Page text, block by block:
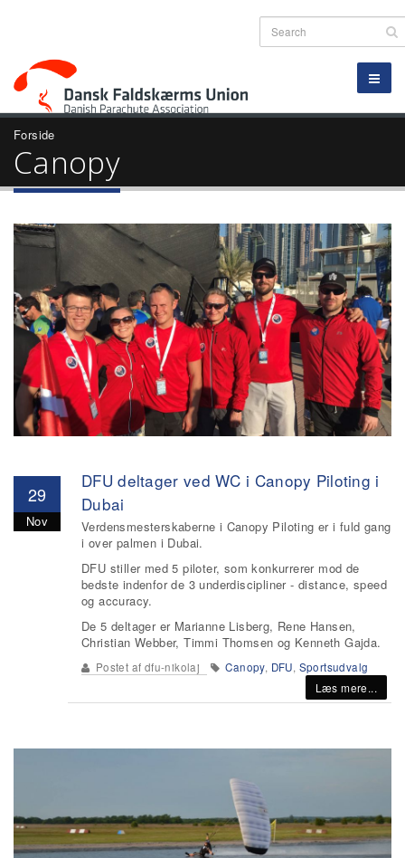
Forside
Canopy
29
Nov
DFU deltager ved WC i Canopy Piloting i
Dubai
Verdensmesterskaberne i Canopy Piloting er i fuld gang
i over palmen i Dubai.
DFU stiller med 5 piloter, som konkurrerer mod de
bedste indenfor de 3 underdiscipliner - distance, speed
og accuracy.
De 5 deltager er Marianne Lisberg, Rene Hansen,
Christian Webber, Timmi Thomsen og Kenneth Gajda.
Postet af dfu-nikolaj Canopy, DFU, Sportsudvalg
Læs mere...